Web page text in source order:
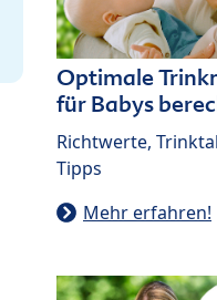
Optimale
für Babys
Richtwerte,
Tipps
Mehr erfahren!